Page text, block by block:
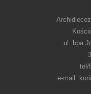
ul. bpa
tel/
e-mail: